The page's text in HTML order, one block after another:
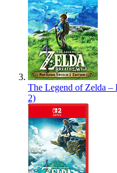
The Legend of Zelda –
2)